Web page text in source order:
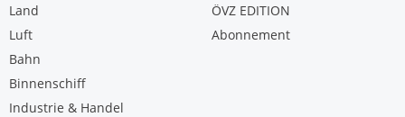
Land
Luft
Bahn
Binnenschiff
Industrie & Handel
Abonnement
ÖVZ EDITION